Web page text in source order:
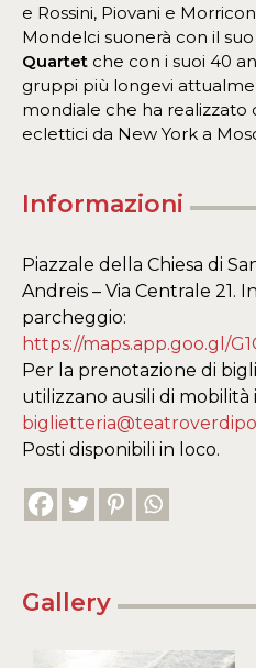
e Rossini, Piovani e
Mondelci suonerà con il suo
Quartet che con i suoi 40
gruppi più longevi
mondiale che ha
eclettici da New York a
Informazioni
Piazzale della Chiesa di
Andreis – Via Centrale 21.
parcheggio:
https://maps.app.goo.gl/
Per la prenotazione di
utilizzano ausili di mobilità
Posti disponibili in loco.
Gallery